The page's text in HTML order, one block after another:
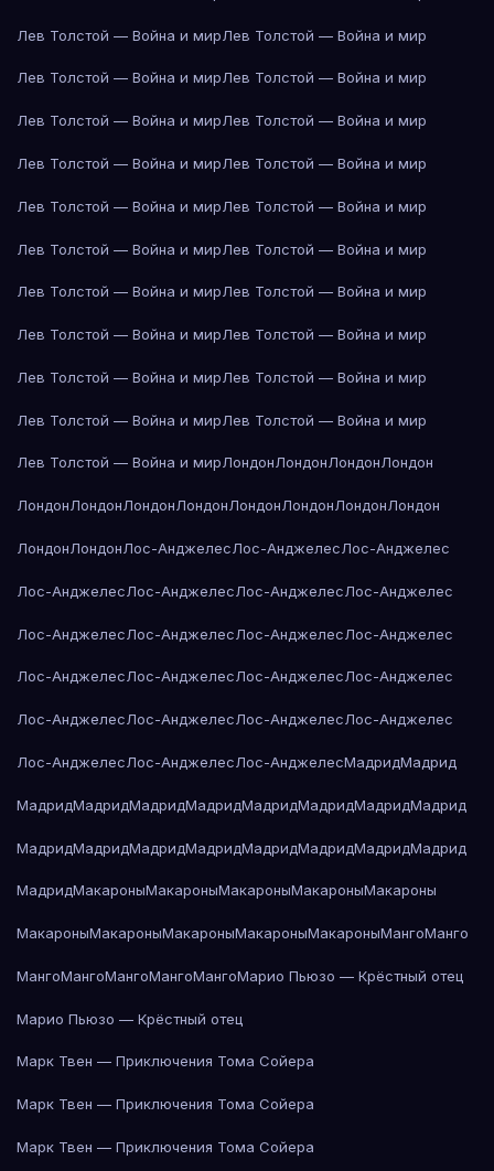
Лев Толстой — Война и мирЛев Толстой — Война и мир
Лев Толстой — Война и мирЛев Толстой — Война и мир
Лев Толстой — Война и мирЛев Толстой — Война и мир
Лев Толстой — Война и мирЛев Толстой — Война и мир
Лев Толстой — Война и мирЛев Толстой — Война и мир
Лев Толстой — Война и мирЛев Толстой — Война и мир
Лев Толстой — Война и мирЛев Толстой — Война и мир
Лев Толстой — Война и мирЛев Толстой — Война и мир
Лев Толстой — Война и мирЛев Толстой — Война и мир
Лев Толстой — Война и мирЛев Толстой — Война и мир
Лев Толстой — Война и мирЛондонЛондонЛондонЛондон
ЛондонЛондонЛондонЛондонЛондонЛондонЛондонЛондон
ЛондонЛондонЛос-АнджелесЛос-АнджелесЛос-Анджелес
Лос-АнджелесЛос-АнджелесЛос-АнджелесЛос-Анджелес
Лос-АнджелесЛос-АнджелесЛос-АнджелесЛос-Анджелес
Лос-АнджелесЛос-АнджелесЛос-АнджелесЛос-Анджелес
Лос-АнджелесЛос-АнджелесЛос-АнджелесЛос-Анджелес
Лос-АнджелесЛос-АнджелесЛос-АнджелесМадридМадрид
МадридМадридМадридМадридМадридМадридМадридМадрид
МадридМадридМадридМадридМадридМадридМадридМадрид
МадридМакароныМакароныМакароныМакароныМакароны
МакароныМакароныМакароныМакароныМакароныМангоМанго
МангоМангоМангоМангоМангоМарио Пьюзо — Крёстный отец
Марио Пьюзо — Крёстный отец
Марк Твен — Приключения Тома Сойера
Марк Твен — Приключения Тома Сойера
Марк Твен — Приключения Тома Сойера